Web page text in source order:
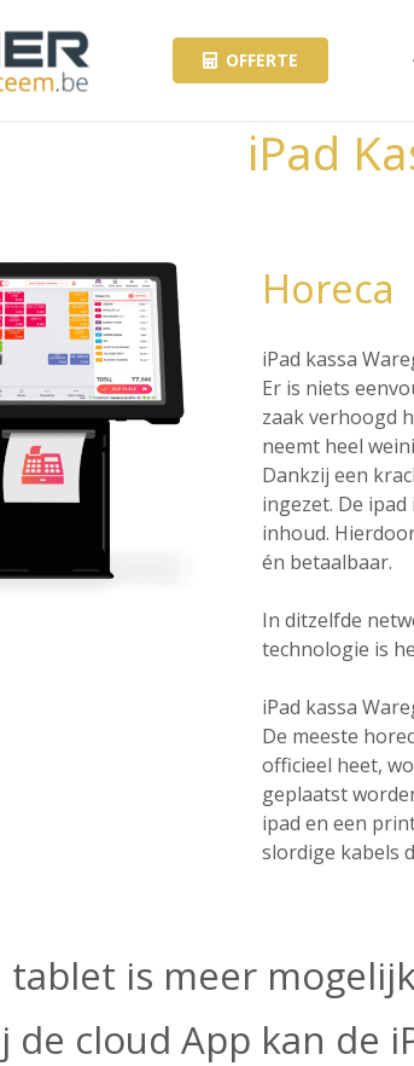
OFFERTE
iPad
Horeca
iPad kassa
Er is niets
zaak verhoogd
neemt heel
Dankzij een
ingezet. De
inhoud.
én betaalbaar.
In ditzelfde
technologie is
iPad kassa
De meeste
officieel heet,
geplaatst
ipad en een
slordige kabels
tablet is meer
de cloud App kan de